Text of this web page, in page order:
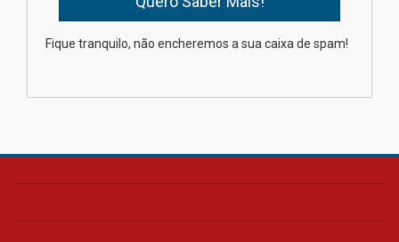
Oncologista do HUEM ressalta
importância da prevenção e
de pulmão
Fique tranquilo, não encheremos a sua caixa de spam!